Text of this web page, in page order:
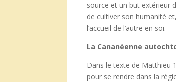
source et un but extérieur
de cultiver son humanité
l’accueil de l’autre en soi.
La Cananéenne
Dans le texte de Matthieu
pour se rendre dans la